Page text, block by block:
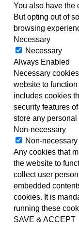
You also have the
But opting out of
browsing
Necessary
Necessary
Always Enabled
Necessary
website to
includes cookies
security features
store any personal
Non-necessary
Non-necessary
Any cookies that
the website to
collect user
embedded
cookies. It is
running these
SAVE & ACCEPT